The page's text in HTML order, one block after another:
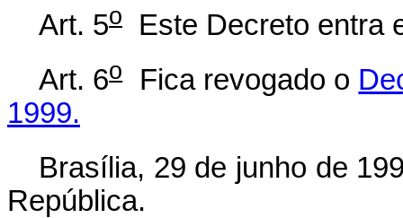
Art. 5o
Este Decreto entra
Art. 6oFica revogado o
1999.
Brasília, 29 de junho de
República.